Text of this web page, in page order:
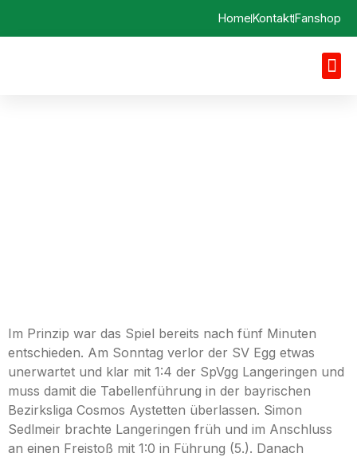
HomeKontaktFanshop
Im Prinzip war das Spiel bereits nach fünf Minuten
entschieden. Am Sonntag verlor der SV Egg etwas
unerwartet und klar mit 1:4 der SpVgg Langeringen und
muss damit die Tabellenführung in der bayrischen
Bezirksliga Cosmos Aystetten überlassen. Simon
Sedlmeir brachte Langeringen früh und im Anschluss
an einen Freistoß mit 1:0 in Führung (5.). Danach